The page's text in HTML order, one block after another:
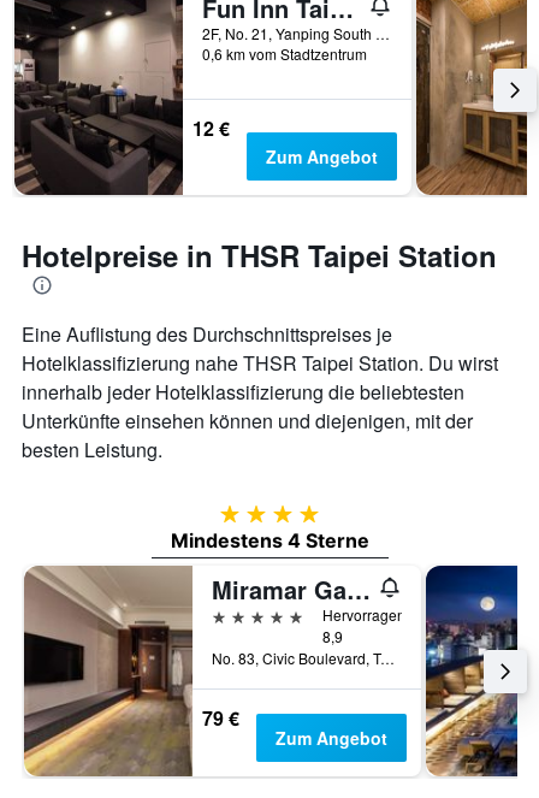
Fun Inn Taipei
2F, No. 21, Yanping South Road, Taipei, Taiwan
0,6 km vom Stadtzentrum
12 €
Zum Angebot
Hotelpreise in THSR Taipei Station
Eine Auflistung des Durchschnittspreises je
Hotelklassifizierung nahe THSR Taipei Station. Du wirst
innerhalb jeder Hotelklassifizierung die beliebtesten
Unterkünfte einsehen können und diejenigen, mit der
besten Leistung.
4 Sterne
Mindestens 4 Sterne
Miramar Garden Taipei
5 Sterne
Hervorragend
8,9
No. 83, Civic Boulevard, Taipei, Taiwan
79 €
Zum Angebot